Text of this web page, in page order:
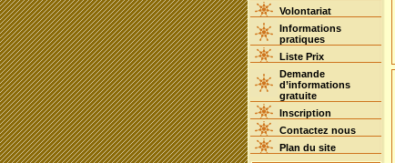
Volontariat
Informations
pratiques
Liste Prix
Demande
d’informations
gratuite
Inscription
Contactez nous
Plan du site